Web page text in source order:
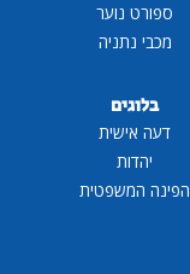
ספורט נוער
מכבי נתניה
בלוגים
דעה אישית
יהדות
הפינה המשפטית